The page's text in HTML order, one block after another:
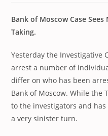
Bank of Moscow Case
Taking.
Yesterday the Investigative
arrest a number of
differ on who has been
Bank of Moscow. While the
to the investigators and
a very sinister turn.